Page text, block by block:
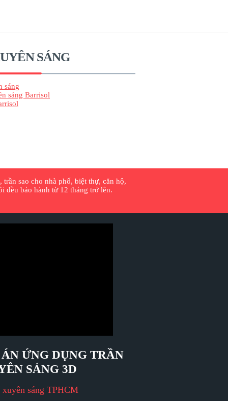
SÁNG
sáng
sáng Barrisol
sao cho nhà phố, biệt thự, căn hộ,
đều bảo hành từ 12 tháng trở lên.
ỨNG DỤNG TRẦN
SÁNG 3D
xuyên sáng TPHCM